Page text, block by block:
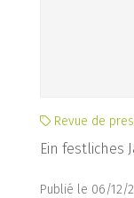
Revue de
Ein festliches
Publié le 06/12/